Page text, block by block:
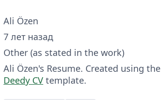
Ali Özen
7 лет назад
Other (as stated in the work)
Ali Özen's Resume. Created using the
Deedy CV template.